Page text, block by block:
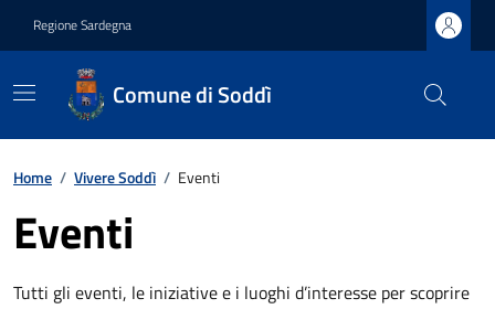
Regione Sardegna
Comune di Soddì
Home / Vivere Soddì / Eventi
Eventi
Tutti gli eventi, le iniziative e i luoghi d’interesse per scoprire